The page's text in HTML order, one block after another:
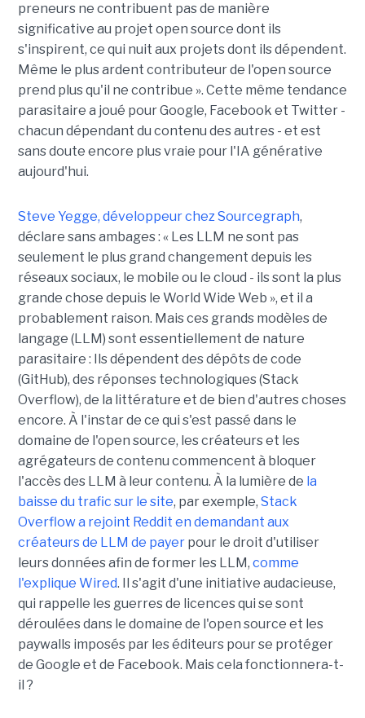
preneurs ne contribuent pas de manière
significative au projet open source dont ils
s'inspirent, ce qui nuit aux projets dont ils dépendent.
Même le plus ardent contributeur de l'open source
prend plus qu'il ne contribue ». Cette même tendance
parasitaire a joué pour Google, Facebook et Twitter -
chacun dépendant du contenu des autres - et est
sans doute encore plus vraie pour l'IA générative
aujourd'hui.
Steve Yegge, développeur chez Sourcegraph,
déclare sans ambages : « Les LLM ne sont pas
seulement le plus grand changement depuis les
réseaux sociaux, le mobile ou le cloud - ils sont la plus
grande chose depuis le World Wide Web », et il a
probablement raison. Mais ces grands modèles de
langage (LLM) sont essentiellement de nature
parasitaire : Ils dépendent des dépôts de code
(GitHub), des réponses technologiques (Stack
Overflow), de la littérature et de bien d'autres choses
encore. À l'instar de ce qui s'est passé dans le
domaine de l'open source, les créateurs et les
agrégateurs de contenu commencent à bloquer
l'accès des LLM à leur contenu. À la lumière de la
baisse du trafic sur le site, par exemple, Stack
Overflow a rejoint Reddit en demandant aux
créateurs de LLM de payerpour le droit d'utiliser
leurs données afin de former les LLM, comme
l'explique Wired. Il s'agit d'une initiative audacieuse,
qui rappelle les guerres de licences qui se sont
déroulées dans le domaine de l'open source et les
paywalls imposés par les éditeurs pour se protéger
de Google et de Facebook. Mais cela fonctionnera-t-
il ?